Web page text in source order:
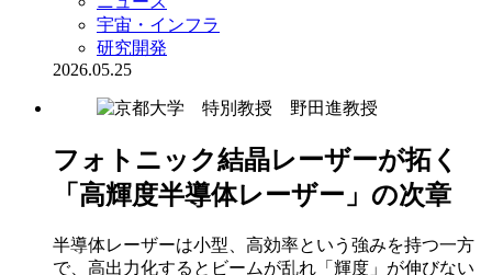
宇宙・インフラ
研究開発
2026.05.25
フォトニック結晶レーザーが拓く
「高輝度半導体レーザー」の次章
半導体レーザーは小型、高効率という強みを持つ一方
で、高出力化するとビームが乱れ「輝度」が伸びない